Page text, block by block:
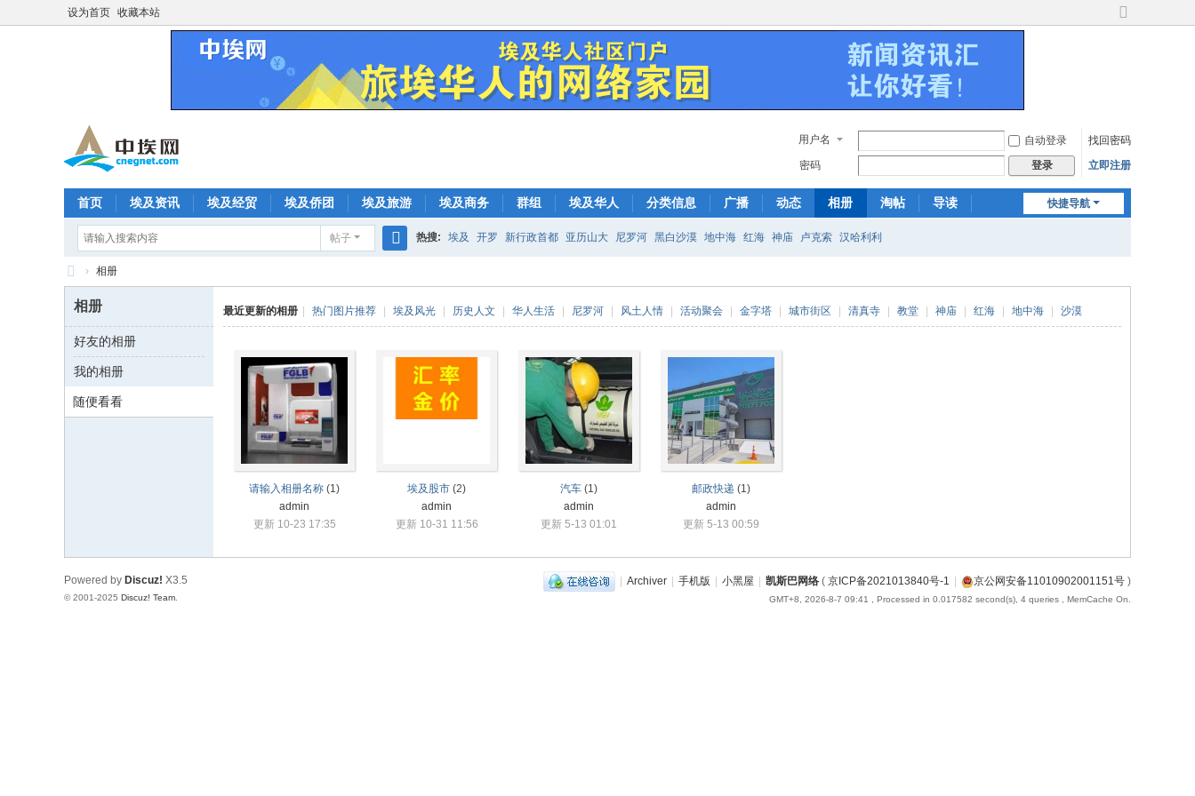
设为首页 收藏本站
切
用户名 自动登录
找回密码
密码
登录 立即注册
快捷导航
首页 埃及资讯 埃及经贸 埃及侨团 埃及旅游 埃及商务 群组 埃及华人 分类信息 广播 动态 相册 淘帖
导读
帖子
索
热搜: 埃及 开罗 新行政首都 亚历山大 尼罗河 黑白沙漠 地中海 红海 神庙 卢克索 汉哈利利
中
埃
网
—
旅
络
家
› 相册
相册
好友的相册
我的相册
随便看看
最近更新的相册 热门图片推荐 埃及风光 历史人文 华人生活 尼罗河 风土人情 活动聚会 金字塔 城市街区 清真寺 教堂 神庙 红海 地中海 沙漠
请输入相册名称 (1)
admin
更新 10-23 17:35
埃及股市 (2)
admin
更新 10-31 11:56
汽车 (1)
admin
更新 5-13 01:01
邮政快递 (1)
admin
更新 5-13 00:59
| Archiver | 手机版 | 小黑屋 | 凯斯巴网络 ( 京ICP备2021013840号-1 | 京公网安备11010902001151号 )
GMT+8, 2026-8-7 09:41 , Processed in 0.017582 second(s), 4 queries , MemCache On.
Powered by Discuz! X3.5
© 2001-2025 Discuz! Team